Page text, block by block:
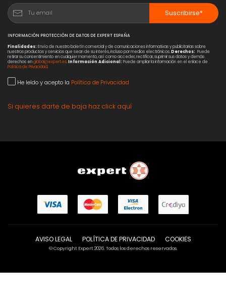
Suscribirse*
INFORMACIÓN PROTECCIÓN DE DATOS DE EXPERT ESPAÑA
Finalidades: Envío de nuestro boletín comercial y de comunicaciones informativas y publicitarias sobre
nuestros productos y servicios que sean de su interés, incluso por medios electrónicos.Derechos: Puede
retirar su consentimiento en cualquier momento, así como acceder, rectificar, suprimir sus datos y demás
derechos englobal@expert.es.Información Adicional: Puede ampliar la información en el enlace de
Política de Privacidad.
He leído y acepto la Política de Privacidad
Si quieres darte de baja haz click aquí
AVISO LEGAL POLÍTICA DE PRIVACIDAD COOKIES
© Copyright Expert 2026. Todos los derechos reservados.